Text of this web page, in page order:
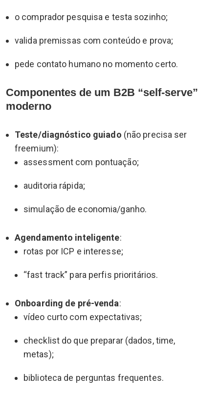
o comprador pesquisa e testa sozinho;
valida premissas com conteúdo e prova;
pede contato humano no momento certo.
Componentes de um B2B “self-serve”
moderno
Teste/diagnóstico guiado (não precisa ser
freemium):
assessment com pontuação;
auditoria rápida;
simulação de economia/ganho.
Agendamento inteligente:
rotas por ICP e interesse;
“fast track” para perfis prioritários.
Onboarding de pré-venda:
vídeo curto com expectativas;
checklist do que preparar (dados, time,
metas);
biblioteca de perguntas frequentes.